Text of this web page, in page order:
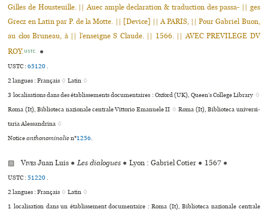
Gilles de Housteuille. || Auec ample declaration & traduction des passa- || ges
Grecz en Latin par P. de la Motte. || [Device] || A PARIS, || Pour Gabriel Buon,
au clos Bruneau, à || l’enseigne S Claude. || 1566. || AVEC PREVILEGE DV
ROY. USTC ●
USTC :65120.
2 langues :Français ♢Latin ♢
3 localisations dans des établissements documentaires : Oxford (UK), Queen’s College Library ♢
Roma (It), Biblioteca nazio­nale cen­trale Vittorio Emanuele II ♢ Roma (It), Biblioteca uni­ver­si­
ta­ria Alessandrina ♢
Noticeanthonominalien°1256.
▨Vives Juan Luis ● Les dialogues ● Lyon : Gabriel Cotier ● 1567 ●
USTC :51220.
2 langues :Français ♢Latin ♢
1 localisation dans un établissement documentaire : Roma (It), Biblioteca nazio­nale cen­trale